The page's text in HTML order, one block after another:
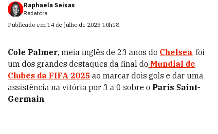
Raphaela Seixas
Redatora
Publicado em 14 de julho de 2025 10h18.
Cole Palmer, meia inglês de 23 anos do Chelsea, foi
um dos grandes destaques da final do Mundial de
Clubes da FIFA 2025 ao marcar dois gols e dar uma
assistência na vitória por 3 a 0 sobre o Paris Saint-
Germain.